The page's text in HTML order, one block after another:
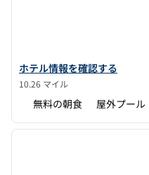
ハンプトン・イン・カーデ
ホテル情報を確認する
10.26 マイル
無料の朝食 屋外プール
1/12
前の画像